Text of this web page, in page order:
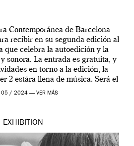
Contemporánea de Barcelona
recibir en su segunda edición al
que celebra la autoedición y la
sonora. La entrada es gratuita, y
en torno a la edición, la
2 estára llena de música. Será el
[…]
05 / 2024 — VER MÁS
EXHIBITION